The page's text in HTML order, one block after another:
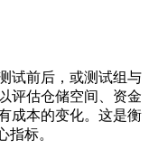
试前后，或测试组与
评估仓储空间、资金
成本的变化。这是衡
指标。